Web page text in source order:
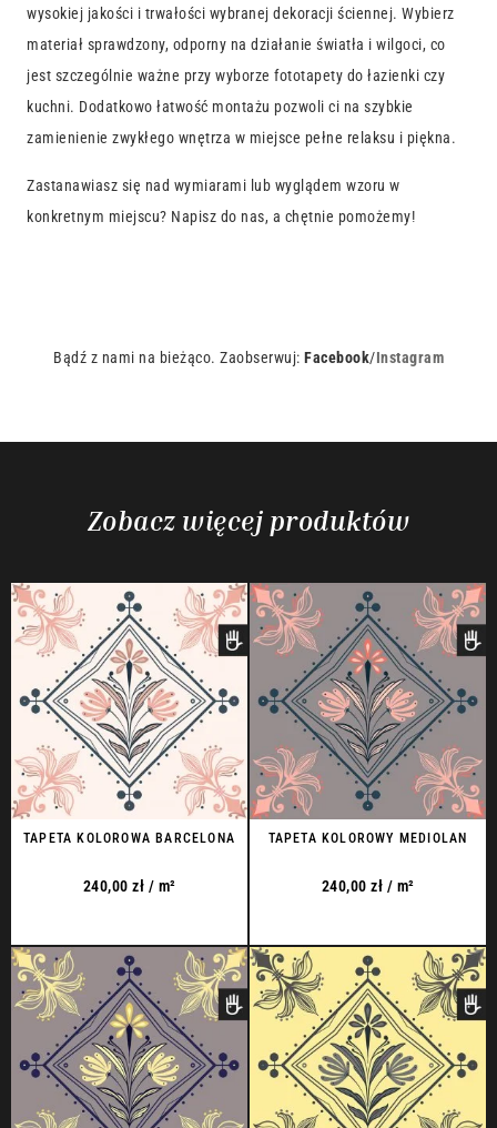
wysokiej jakości i trwałości wybranej dekoracji ściennej. Wybierz
materiał sprawdzony, odporny na działanie światła i wilgoci, co
jest szczególnie ważne przy wyborze fototapety do łazienki czy
kuchni. Dodatkowo łatwość montażu pozwoli ci na szybkie
zamienienie zwykłego wnętrza w miejsce pełne relaksu i piękna.
Zastanawiasz się nad wymiarami lub wyglądem wzoru w
konkretnym miejscu? Napisz do nas, a chętnie pomożemy!
Bądź z nami na bieżąco. Zaobserwuj: Facebook/Instagram
Zobacz więcej produktów
TAPETA KOLOROWA BARCELONA
240,00 zł / m²
TAPETA KOLOROWY MEDIOLAN
240,00 zł / m²